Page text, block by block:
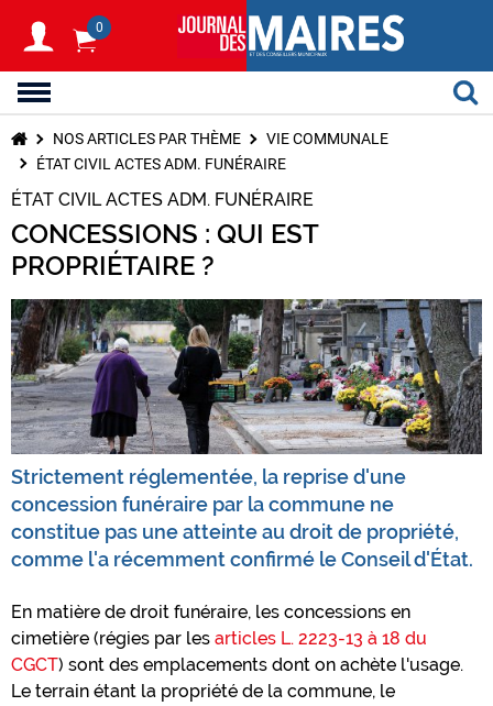
0
NOS ARTICLES PAR THÈME
VIE COMMUNALE
ÉTAT CIVIL ACTES ADM. FUNÉRAIRE
ÉTAT CIVIL ACTES ADM. FUNÉRAIRE
CONCESSIONS : QUI EST
PROPRIÉTAIRE ?
Strictement réglementée, la reprise d'une
concession funéraire par la commune ne
constitue pas une atteinte au droit de propriété,
comme l'a récemment confirmé le Conseil d'État.
En matière de droit funéraire, les concessions en
cimetière (régies par les articles L. 2223-13 à 18 du
CGCT) sont des emplacements dont on achète l'usage.
Le terrain étant la propriété de la commune, le